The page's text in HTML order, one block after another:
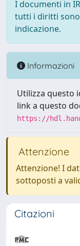
I documenti in
tutti i diritti
indicazione.
Informazioni
Utilizza questo
link a questo
https://
Attenzione
Attenzione! I
sottoposti a
Citazioni